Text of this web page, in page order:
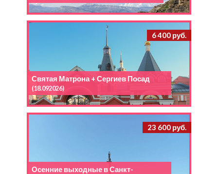
6 400 руб.
Святая Матрона + Сергиев Посад
(18.092026)
23 600 руб.
Осенние выходные в Санкт-